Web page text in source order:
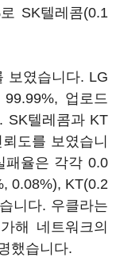
SK텔레콤(0.1
보였습니다. LG
업로드
SK텔레콤과 KT
도를 보였습니
패율은 각각 0.0
0.08%), KT(0.2
니다. 우클라는
해 네트워크의
했습니다.